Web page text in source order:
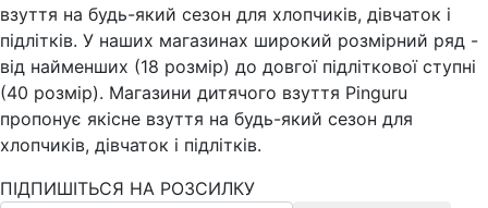
взуття на будь-який сезон для хлопчиків, дівчаток і
підлітків. У наших магазинах широкий розмірний ряд -
від найменших (18 розмір) до довгої підліткової ступні
(40 розмір). Магазини дитячого взуття Pinguru
пропонує якісне взуття на будь-який сезон для
хлопчиків, дівчаток і підлітків.
ПІДПИШІТЬСЯ НА РОЗСИЛКУ